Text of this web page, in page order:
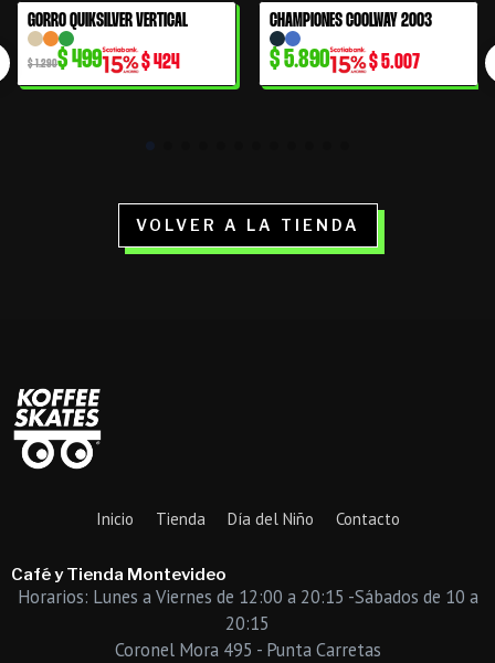
61% OFF
GORRO QUIKSILVER VERTICAL
$1.290
El
precio
original
era:
$499
El
precio
actual
es:
$424
CHAMPIONES COOLWAY 2003
$5.890 $5.007
VOLVER A LA TIENDA
Inicio Tienda Día del Niño Contacto
Café y Tienda Montevideo
Horarios: Lunes a Viernes de 12:00 a 20:15 -Sábados de 10 a
20:15
Coronel Mora 495 - Punta Carretas